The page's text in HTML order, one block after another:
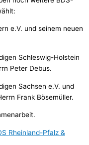
e.V. und seinem neuen
Schleswig-Holstein
Peter Debus.
Sachsen e.V. und
Frank Bösemüller.
Rheinland-Pfalz &